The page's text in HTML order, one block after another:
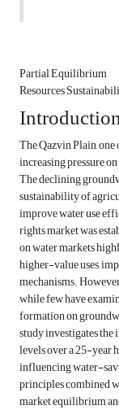
Partial Equilibrium
Resources
The Qazvin Plain,
increasing pressure
The declining
sustainability of
improve water use
rights market was
on water markets
higher-value uses,
mechanisms.
while few have
formation on
study investigates
levels over a 25-year
influencing water-
principles combined
market equilibrium